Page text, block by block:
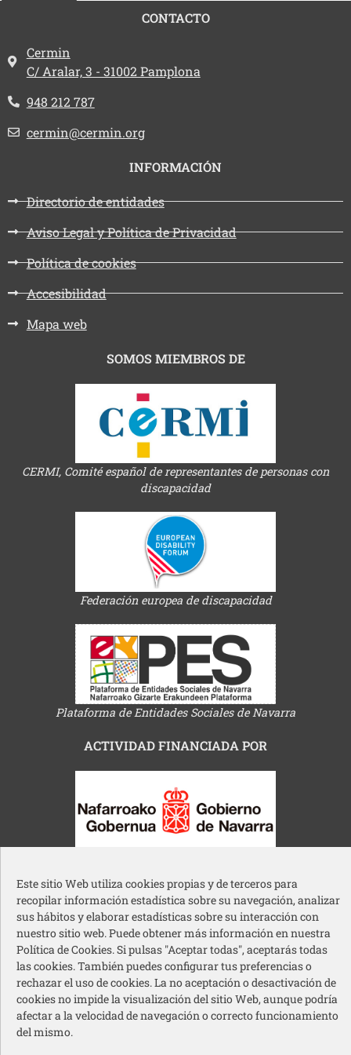
Este sitio Web utiliza cookies propias y de terceros para
recopilar información estadística sobre su navegación, analizar
sus hábitos y elaborar estadísticas sobre su interacción con
nuestro sitio web. Puede obtener más información en nuestra
Política de Cookies. Si pulsas "Aceptar todas", aceptarás todas
las cookies. También puedes configurar tus preferencias o
rechazar el uso de cookies. La no aceptación o desactivación de
cookies no impide la visualización del sitio Web, aunque podría
afectar a la velocidad de navegación o correcto funcionamiento
del mismo.
CONTACTO
Dirección:
Cermin
C/ Aralar, 3 - 31002 Pamplona
Teléfono:
948 212 787
Email:
cermin@cermin.org
INFORMACIÓN
Directorio de entidades
Aviso Legal y Política de Privacidad
Política de cookies
Accesibilidad
Mapa web
SOMOS MIEMBROS DE
CERMI, Comité español de representantes de personas con
discapacidad
Federación europea de discapacidad
Plataforma de Entidades Sociales de Navarra
ACTIVIDAD FINANCIADA POR
Ayuntamiento de Pamplona